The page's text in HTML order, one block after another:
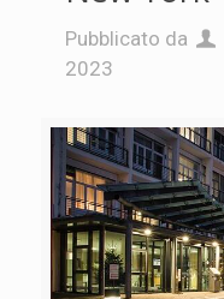
Pubblicato da
2023